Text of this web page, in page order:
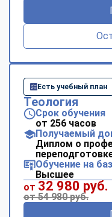
Есть учебный план
Теология
Срок обучения
от 256 часов
Получаемый
Диплом о
Обучение на
Высшее
от 32 980 руб.
от 54 980 руб.